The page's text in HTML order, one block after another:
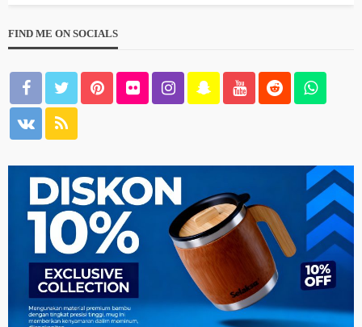
FIND ME ON SOCIALS